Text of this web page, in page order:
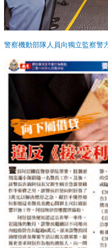
警察機動部隊人員向獨立監察警